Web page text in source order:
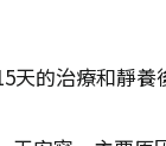
天的治療和靜